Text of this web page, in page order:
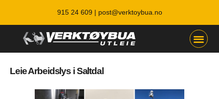
915 24 609 | post@verktoybua.no
Leie Arbeidslys i Saltdal